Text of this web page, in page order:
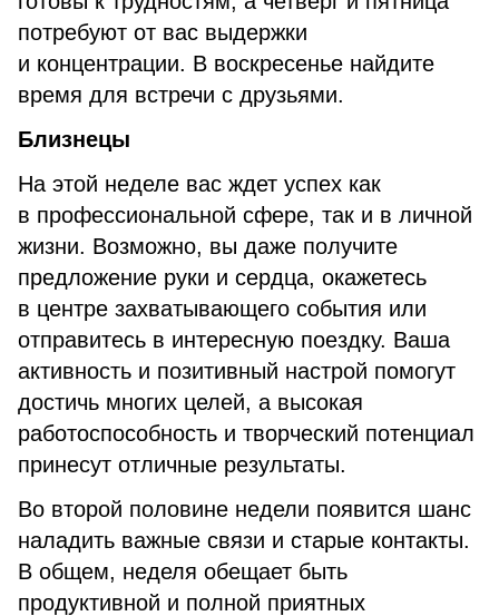
потребуют от вас выдержки
и концентрации. В воскресенье найдите
время для встречи с друзьями.
Близнецы
На этой неделе вас ждет успех как
в профессиональной сфере, так и в личной
жизни. Возможно, вы даже получите
предложение руки и сердца, окажетесь
в центре захватывающего события или
отправитесь в интересную поездку. Ваша
активность и позитивный настрой помогут
достичь многих целей, а высокая
работоспособность и творческий потенциал
принесут отличные результаты.
Во второй половине недели появится шанс
наладить важные связи и старые контакты.
В общем, неделя обещает быть
продуктивной и полной приятных